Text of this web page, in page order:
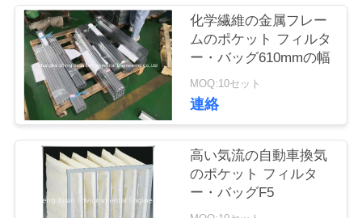
達
化学繊維の金属フレー
ムのポケット フィルタ
ー・バッグ610mmの幅
MOQ:10セット
連絡
高い気流の自動車換気
のポケット フィルタ
ー・バッグF5